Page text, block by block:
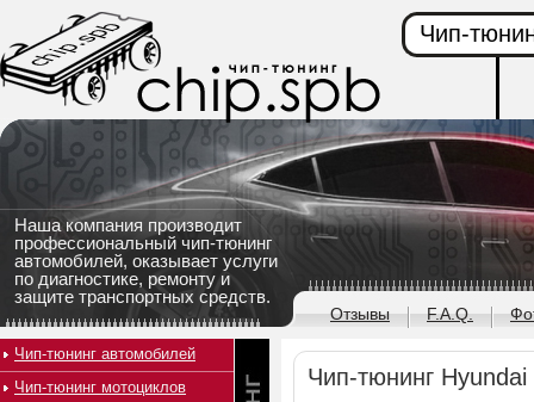
Наша компания производит
профессиональный чип-тюнинг
автомобилей, оказывает услуги
по диагностике, ремонту и
защите транспортных средств.
Чип-
Отзывы F.A.Q.
Чип-тюнинг
Чип-тюнинг автомобилей
Чип-тюнинг мотоциклов